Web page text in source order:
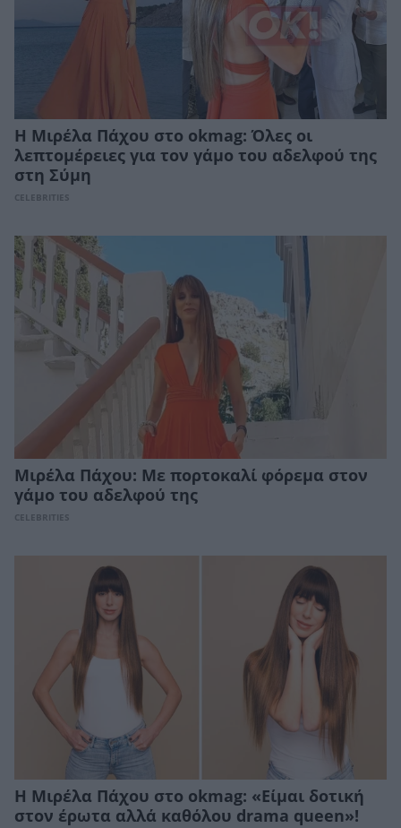
Η Μιρέλα Πάχου στο okmag: Όλες οι
λεπτομέρειες για τον γάμο του αδελφού της
στη Σύμη
CELEBRITIES
Μιρέλα Πάχου: Με πορτοκαλί φόρεμα στον
γάμο του αδελφού της
CELEBRITIES
Η Μιρέλα Πάχου στο okmag: «Είμαι δοτική
στον έρωτα αλλά καθόλου drama queen»!